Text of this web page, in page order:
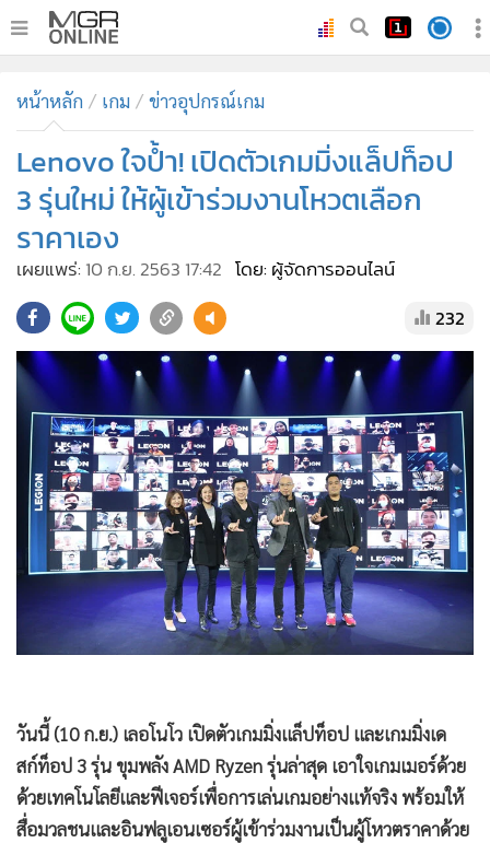
ทันเหตุการณ์
•
ภูมิภาค
Online Section
• บันเทิง
• คอลัมนิสต์
• ละคร
•
CbizReview
Cyber BIZ
ผู้จัดกวน
Good health & Well-being
Green Innovation & SD
Management & HR
MGR Live
Infographic
• การเมือง
• กีฬา
• ต่างประเทศ
• Special Scoop
• เศรษฐกิจ-ธุรกิจ
หน้าหลัก เกม ข่าวอุปกรณ์เกม
Lenovo ใจป้ำ! เปิดตัวเกมมิ่งแล็ปท็อป
3 รุ่นใหม่ ให้ผู้เข้าร่วมงานโหวตเลือก
ราคาเอง
เผยแพร่: 10 ก.ย. 2563 17:42 โดย: ผู้จัดการออนไลน์
232
วันนี้ (10 ก.ย.) เลอโนโว เปิดตัวเกมมิ่งแล็ปท็อป และเกมมิ่งเด
สก์ท็อป 3 รุ่น ขุมพลัง AMD Ryzen รุ่นล่าสุด เอาใจเกมเมอร์ด้วย
ด้วยเทคโนโลยีและฟีเจอร์เพื่อการเล่นเกมอย่างแท้จริง พร้อมให้
สื่อมวลชนและอินฟลูเอนเซอร์ผู้เข้าร่วมงานเป็นผู้โหวตราคาด้วย